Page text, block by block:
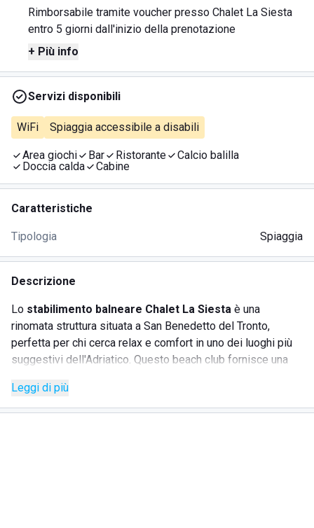
Rimborsabile tramite voucher presso Chalet La Siesta
entro 5 giorni dall'inizio della prenotazione
+ Più info
Servizi disponibili
WiFi Spiaggia accessibile a disabili
Area giochi Bar Ristorante
Calcio balilla
Doccia calda
Cabine
Caratteristiche
Tipologia Spiaggia
Descrizione
Lo stabilimento balneare Chalet La Siesta è una
rinomata struttura situata a San Benedetto del Tronto,
perfetta per chi cerca relax e comfort in uno dei luoghi più
suggestivi dell'Adriatico. Questo beach club fornisce una
esigenze dei suoi ospiti.
Leggi di più